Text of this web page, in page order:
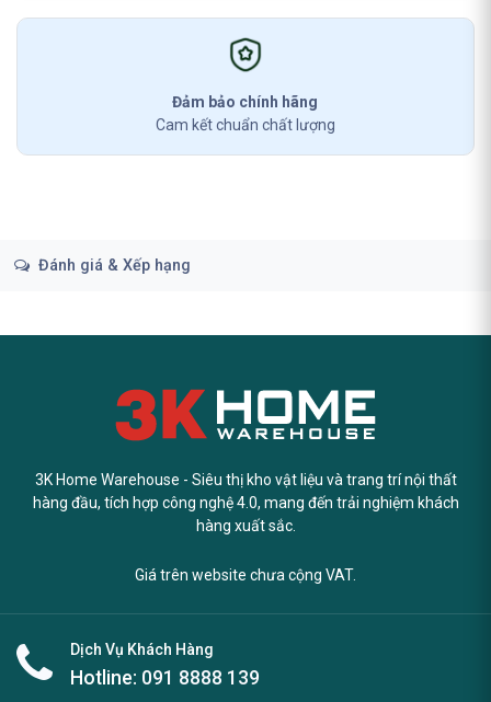
Đảm bảo chính hãng
Cam kết chuẩn chất lượng
Đánh giá & Xếp hạng
3K Home Warehouse - Siêu thị kho vật liệu và trang trí nội thất
hàng đầu, tích hợp công nghệ 4.0, mang đến trải nghiệm khách
hàng xuất sắc.
Giá trên website chưa cộng VAT.
Dịch Vụ Khách Hàng
Hotline: 091 8888 139